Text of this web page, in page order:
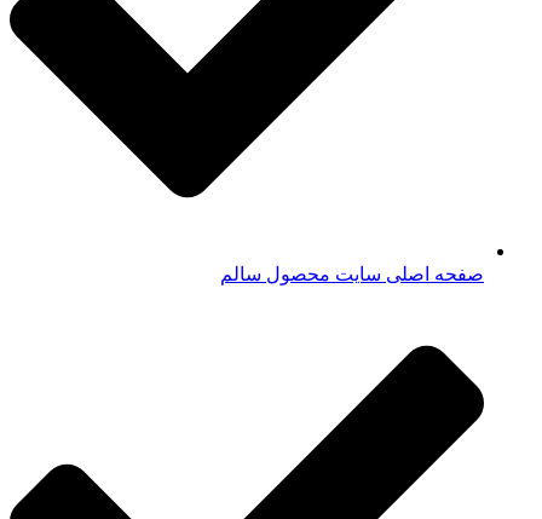
صفحه اصلی سایت محصول سالم